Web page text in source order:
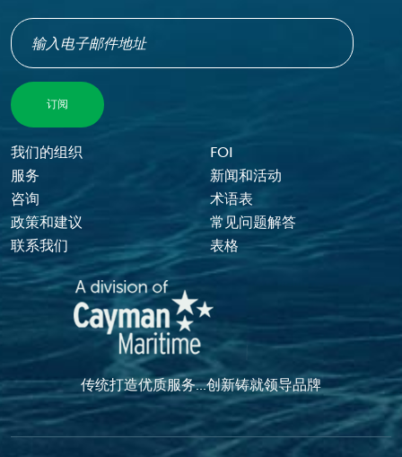
Footer Menu
我们的组织
FOI
服务
新闻和活动
咨询
术语表
政策和建议
常见问题解答
联系我们
表格
传统打造优质服务...创新铸就领导品牌